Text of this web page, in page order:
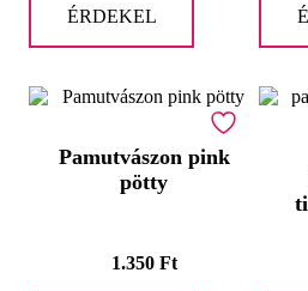
ÉRDEKEL
Pamutvászon pink
pötty
1.350 Ft